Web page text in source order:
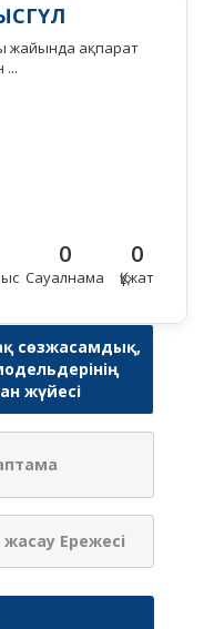
жайында ақпарат
...
0
Сауалнама
0
Құжат
сөзжасамдық,
жүйесі
Ережесі